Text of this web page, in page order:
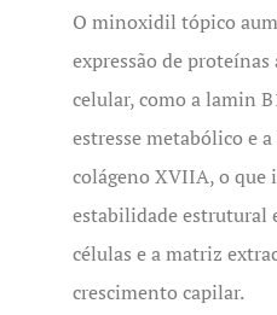
O minoxidil tópico
expressão de
celular, como a lamin
estresse metabólico e
colágeno XVIIA, o que
estabilidade estrutural
células e a matriz
crescimento capilar.